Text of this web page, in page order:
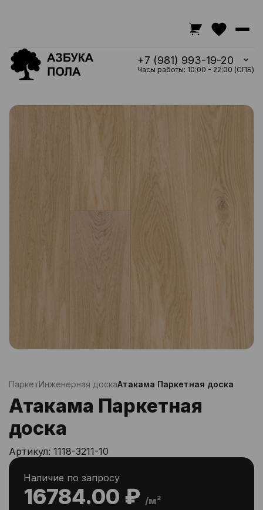
+7 (981) 993-19-20
Часы работы: 10:00 - 22:00 (СПБ)
ПаркетИнженерная доскаАтакама Паркетная доска
Атакама Паркетная
доска
Артикул: 1118-3211-10
16784.00 ₽ /м²
Наличие по запросу